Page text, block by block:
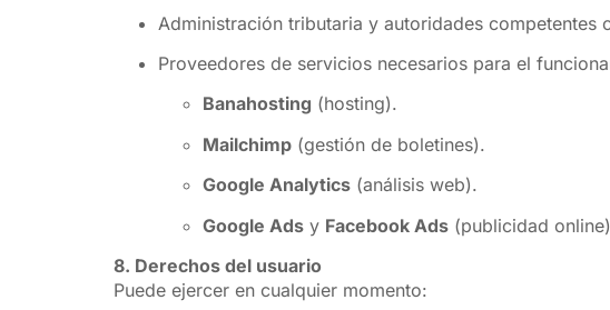
Administración tributaria y autoridades competentes
Proveedores de servicios necesarios para el
Banahosting (hosting).
Mailchimp (gestión de boletines).
Google Analytics (análisis web).
Google Ads y Facebook Ads (publicidad
8. Derechos del usuario
Puede ejercer en cualquier momento: